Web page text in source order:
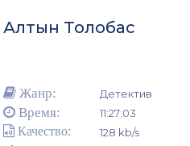
Алтын Толобас
Жанр: Детектив
Время: 11:27:03
Качество: 128 kb/s